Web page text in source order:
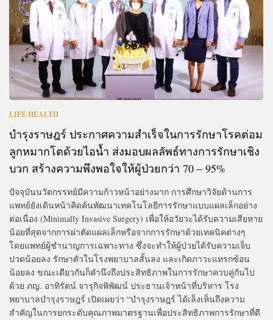
LIFE HEALTH
บำรุงราษฎร์ ประกาศความสำเร็จในการรักษาโรคต่อม
ลูกหมากโตด้วยไอน้ำ ส่งมอบผลลัพธ์ทางการรักษาเชิง
บวก สร้างความพึงพอใจให้ผู้ป่วยกว่า 70 – 95%
ปัจจุบันนวัตกรรทย์มีความก้าวหน้าอย่างมาก การศึกษาวิจัยด้านการ
แพทย์ยังเดินหน้าคิดค้นพัฒนาเทคโนโลยีการรักษาแบบแผลเล็กอย่าง
ต่อเนื่อง (Minimally Invasive Surgery) เพื่อให้อวัยวะได้รับความเสียหาย
น้อยที่สุดจากการผ่าตัดแผลเล็กหรือจากการรักษาด้วยเทคนิคต่างๆ
โดยแพทย์ผู้ชำนาญการเฉพาะทาง ซึ่งจะทำให้ผู้ป่วยได้รับความเจ็บ
ปวดน้อยลง รักษาตัวในโรงพยาบาลสั้นลง และเกิดภาวะแทรกซ้อน
น้อยลง ขณะเดียวกันก็คำนึงถึงประสิทธิภาพในการรักษาควบคู่กันไป
ด้วย ภญ. อาทิรัตน์ จารุกิจพิพัฒน์ ประธานเจ้าหน้าที่บริหาร โรง
พยาบาลบำรุงราษฎร์ เปิดเผยว่า “บำรุงราษฎร์ ได้เล็งเห็นถึงความ
สำคัญในการยกระดับคุณภาพมาตรฐานเพื่อประสิทธิภาพการรักษาที่ดี